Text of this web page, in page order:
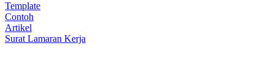
Template
Contoh
Artikel
Surat Lamaran Kerja